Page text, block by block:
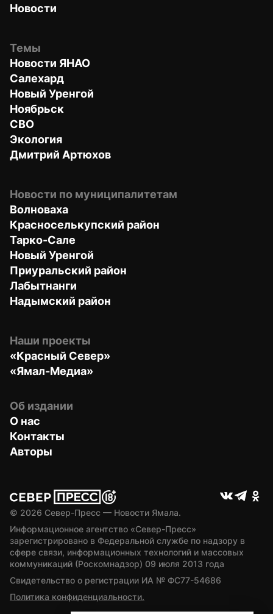
Новости
Темы
Новости ЯНАО
Салехард
Новый Уренгой
Ноябрьск
СВО
Экология
Дмитрий Артюхов
Новости по муниципалитетам
Волноваха
Красноселькупский район
Тарко-Сале
Новый Уренгой
Приуральский район
Лабытнанги
Надымский район
Наши проекты
«Красный Север»
«Ямал-Медиа»
Об издании
О нас
Контакты
Авторы
© 2026 Север-Пресс — Новости Ямала.
Информационное агентство «Север-Пресс»
зарегистрировано в Федеральной службе по надзору в
сфере связи, информационных технологий и массовых
коммуникаций (Роскомнадзор) 09 июля 2013 года
Свидетельство о регистрации ИА № ФС77-54686
Политика конфиденциальности.